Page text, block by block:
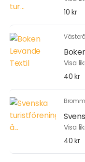
10 kr
Visa
40 kr
Visa
40 kr